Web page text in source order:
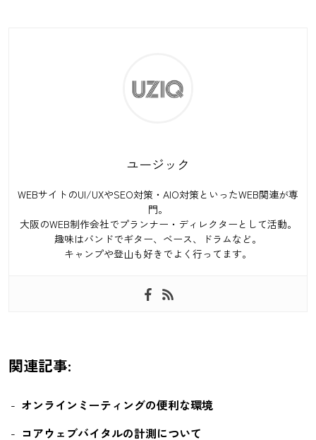
ユージック
WEBサイトのUI/UXやSEO対策・AIO対策といったWEB関連が専
門。
大阪のWEB制作会社でプランナー・ディレクターとして活動。
趣味はバンドでギター、ベース、ドラムなど。
キャンプや登山も好きでよく行ってます。
関連記事:
オンラインミーティングの便利な環境
コアウェブバイタルの計測について